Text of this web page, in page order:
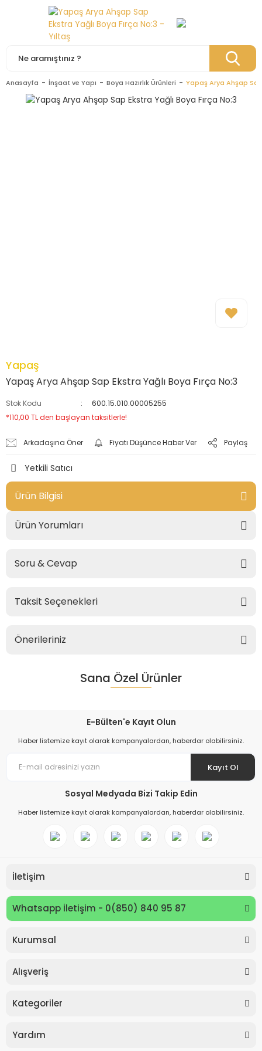
Anasayfa İnşaat ve Yapı Boya Hazırlık Ürünleri Yapaş Arya Ahşap
Yapaş
Yapaş Arya Ahşap Sap Ekstra Yağlı Boya Fırça No:3
Stok Kodu
600.15.010.00005255
*110,00 TL den başlayan taksitlerle!
Arkadaşına Öner Fiyatı Düşünce Haber Ver Paylaş
Yetkili Satıcı
Ürün Bilgisi
Ürün Yorumları
Soru & Cevap
Taksit Seçenekleri
Önerileriniz
Sana Özel Ürünler
E-Bülten'e Kayıt Olun
Haber listemize kayıt olarak kampanyalardan, haberdar olabilirsiniz.
Kayıt Ol
Sosyal Medyada Bizi Takip Edin
Haber listemize kayıt olarak kampanyalardan, haberdar olabilirsiniz.
İletişim
Whatsapp İletişim - 0(850) 840 95 87
Kurumsal
Alışveriş
Kategoriler
Yardım